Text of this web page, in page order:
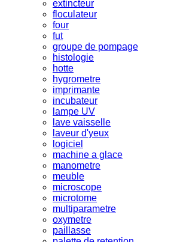
extincteur
floculateur
four
fut
groupe de pompage
histologie
hotte
hygrometre
imprimante
incubateur
lampe UV
lave vaisselle
laveur d'yeux
logiciel
machine a glace
manometre
meuble
microscope
microtome
multiparametre
oxymetre
paillasse